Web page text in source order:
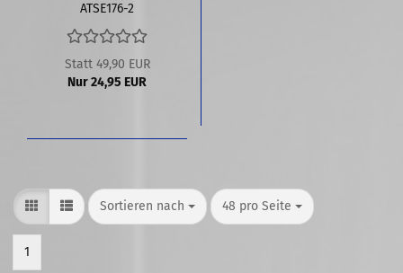
ATSE176-2
Statt 49,90 EUR
Nur 24,95 EUR
Sortieren nach
Sortieren nach 48 pro Seite
pro Seite
1